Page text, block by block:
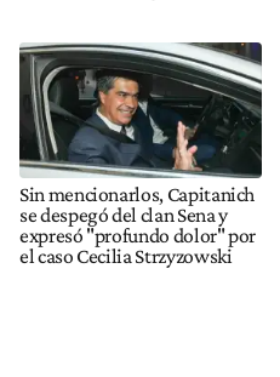
Sin mencionarlos, Capitanich
se despegó del clan Sena y
expresó "profundo dolor" por
el caso Cecilia Strzyzowski